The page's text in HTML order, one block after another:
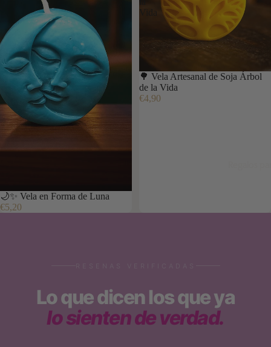
🌙✨ Vela en Forma de Luna
€5,20
🌳 Vela Artesanal de Soja Árbol
de la Vida
€4,90
Lo que dicen los que ya
lo sienten de verdad.